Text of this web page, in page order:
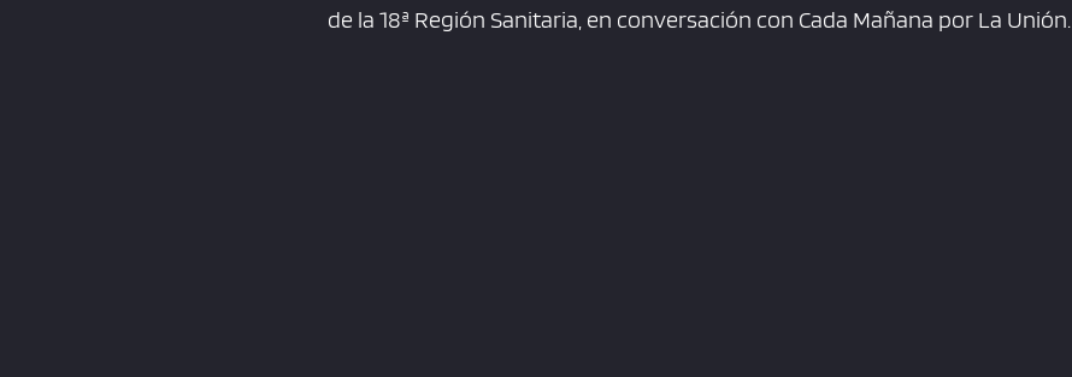
de la 18ª Región Sanitaria, en conversación con Cada Mañana por La Unión.